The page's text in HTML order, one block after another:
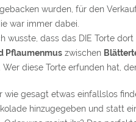
wurden, für den
war immer dabei.
wusste, dass das DIE Torte
Pflaumenmus zwischen
Wer diese Torte erfunden hat,
wie gesagt etwas einfallslos
hinzugegeben und statt